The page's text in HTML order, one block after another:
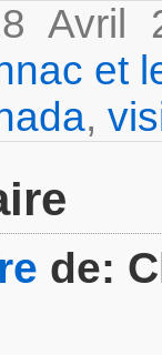
et
,
de: